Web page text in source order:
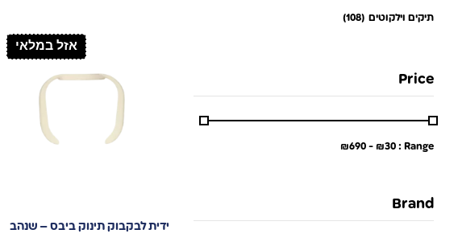
תיקים וילקוטים (108)
Price
Range :
₪30
-
₪690
Brand
אזל במלאי
ידית לבקבוק תינוק ביבס – שנהב